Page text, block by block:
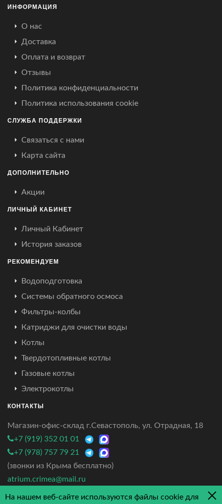
ИНФОРМАЦИЯ
О нас
Доставка
Оплата и возврат
Отзывы
Политика конфиденциальности
Политика использования cookie
СЛУЖБА ПОДДЕРЖКИ
Связаться с нами
Карта сайта
ДОПОЛНИТЕЛЬНО
Акции
ЛИЧНЫЙ КАБИНЕТ
Личный Кабинет
История заказов
РЕКОМЕНДУЕМ
Водоподготовка
Системы обратного осмоса
Фильтры-колбы
Катриджи для очистки воды
Котлы
Твердотопливные котлы
Газовые котлы
Электрокотлы
КОНТАКТЫ
Магазин-офис-склад г.Севастополь, ул. Отрадная, 18
+7 (919) 352 01 01
+7 (978) 757 79 21
(звонки из Крыма бесплатно)
atrium.crimea@mail.ru
На нашем веб-сайте используются файлы cookie для